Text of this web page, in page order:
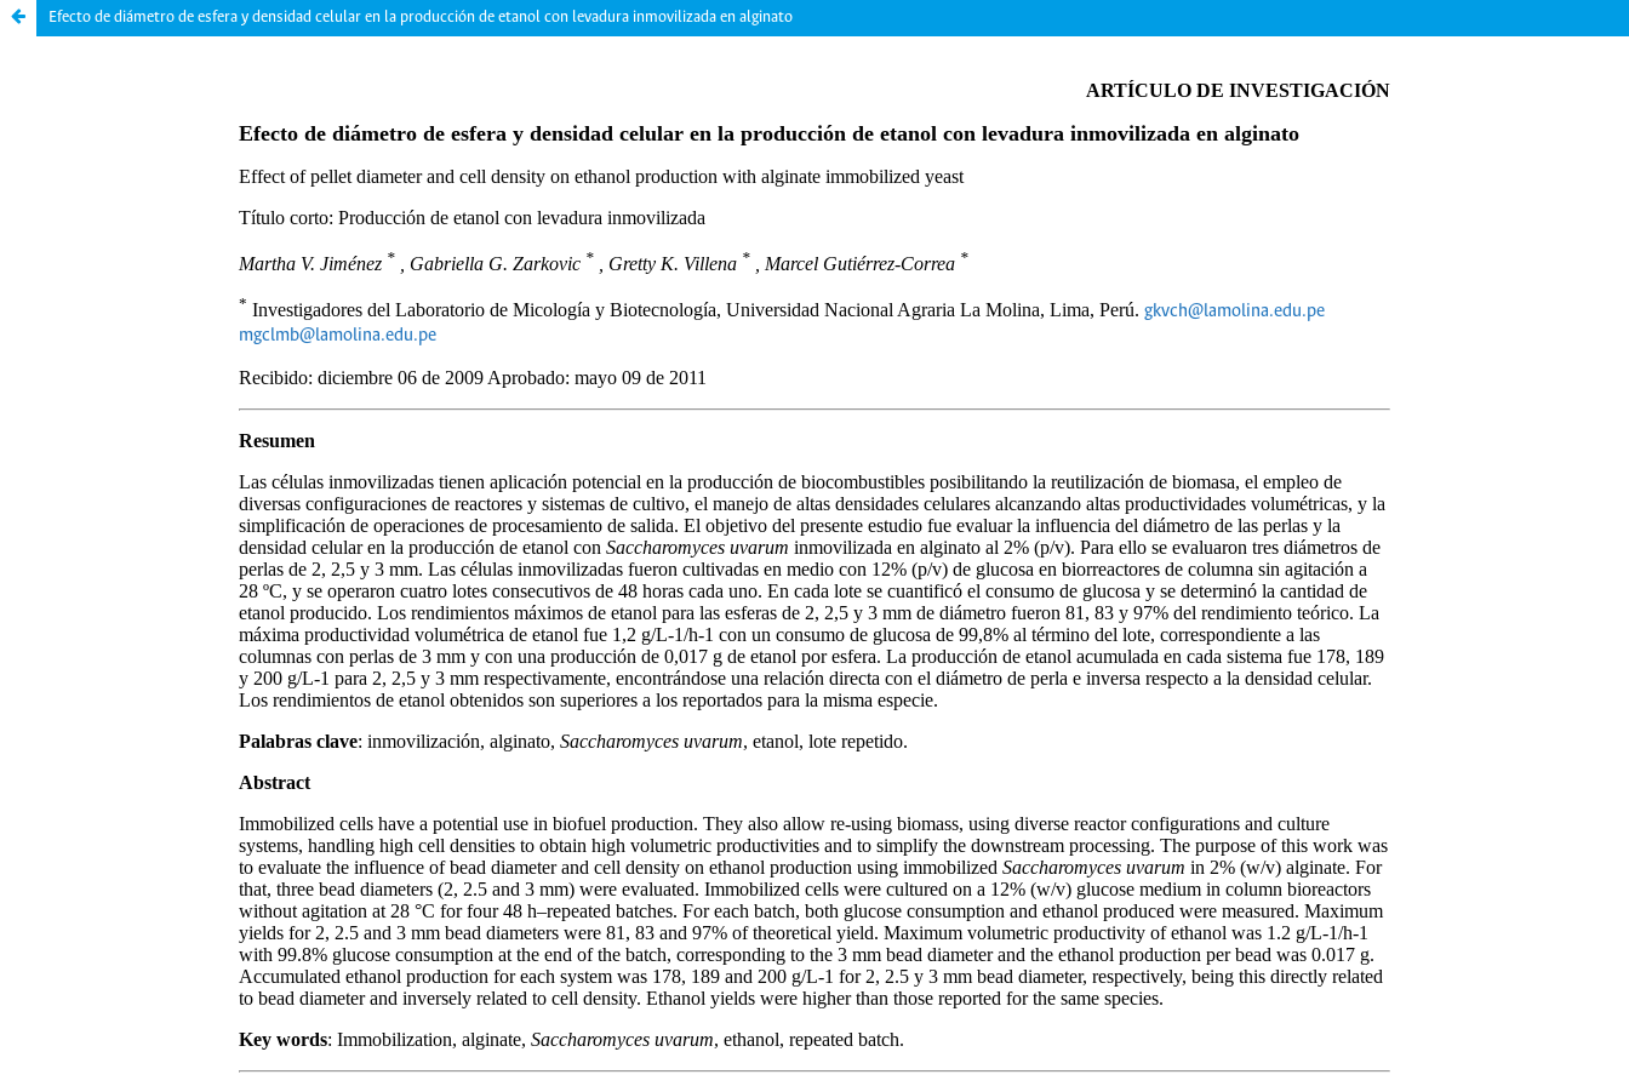
Efecto de diámetro de esfera y densidad celular en la producción de etanol con levadura inmovilizada en alginato